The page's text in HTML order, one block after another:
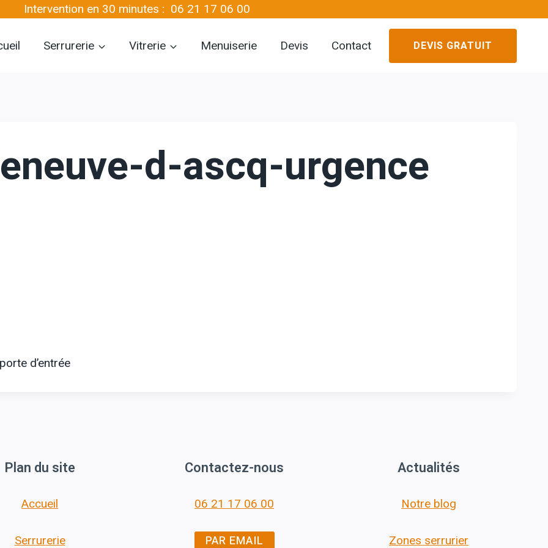
Intervention en 30 minutes : 06 21 17 06 00
Serrurerie Vitrerie Menuiserie Devis Contact DEVIS GRATUIT
d-ascq-urgence
d’entrée
Plan du site
Accueil
Serrurerie
Contactez-nous
06 21 17 06 00
PAR EMAIL
Actualités
Notre blog
Zones serrurier